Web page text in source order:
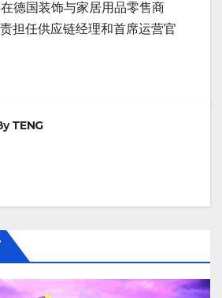
德国装饰与家居用品零售商
担任供应链经理和首席运营官
TENG